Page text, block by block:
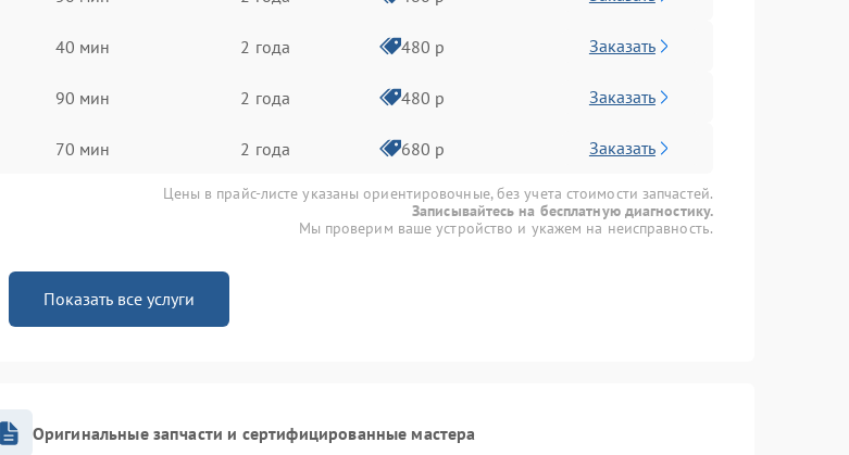
40 мин 2 года 480 р Заказать
90 мин 2 года 480 р Заказать
70 мин 2 года 680 р Заказать
Цены в прайс-листе указаны ориентировочные, без учета стоимости запчастей.
Записывайтесь на бесплатную диагностику.
Мы проверим ваше устройство и укажем на неисправность.
Показать все услуги
Оригинальные запчасти и сертифицированные мастера